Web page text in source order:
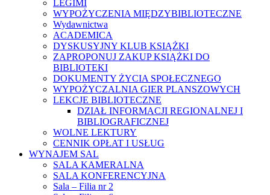
LEGIMI
WYPOŻYCZENIA MIĘDZYBIBLIOTECZNE
Wydawnictwa
ACADEMICA
DYSKUSYJNY KLUB KSIĄŻKI
ZAPROPONUJ ZAKUP KSIĄŻKI DO
BIBLIOTEKI
DOKUMENTY ŻYCIA SPOŁECZNEGO
WYPOŻYCZALNIA GIER PLANSZOWYCH
LEKCJE BIBLIOTECZNE
DZIAŁ INFORMACJI REGIONALNEJ I
BIBLIOGRAFICZNEJ
WOLNE LEKTURY
CENNIK OPŁAT I USŁUG
WYNAJEM SAL
SALA KAMERALNA
SALA KONFERENCYJNA
Sala – Filia nr 2